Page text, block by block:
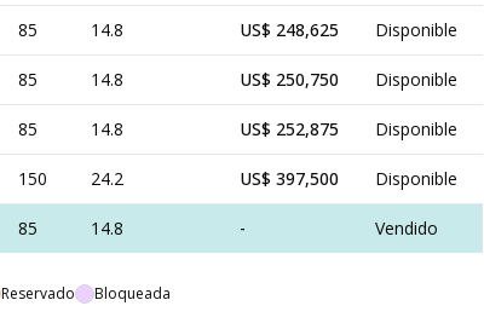
85 14.8 US$ 248,625 Disponible
85 14.8 US$ 250,750 Disponible
85 14.8 US$ 252,875 Disponible
150 24.2 US$ 397,500 Disponible
85 14.8 - Vendido
Reservado Bloqueada